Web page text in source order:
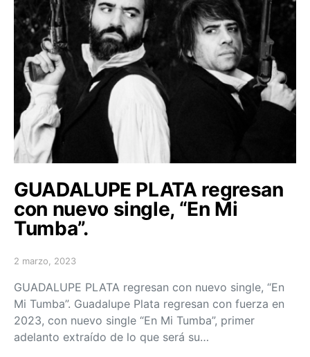
GUADALUPE PLATA regresan
con nuevo single, “En Mi
Tumba”.
Posted on
2 marzo, 2023
GUADALUPE PLATA regresan con nuevo single, “En
Mi Tumba”. Guadalupe Plata regresan con fuerza en
2023, con nuevo single “En Mi Tumba”, primer
adelanto extraído de lo que será su…